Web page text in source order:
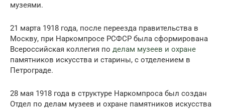
музеями.
21 марта 1918 года, после переезда правительства в
Москву, при Наркомпросе РСФСР была сформирована
Всероссийская коллегия по делам музеев и охране
памятников искусства и старины, с отделением в
Петрограде.
28 мая 1918 года в структуре Наркомпроса был создан
Отдел по делам музеев и охране памятников искусства